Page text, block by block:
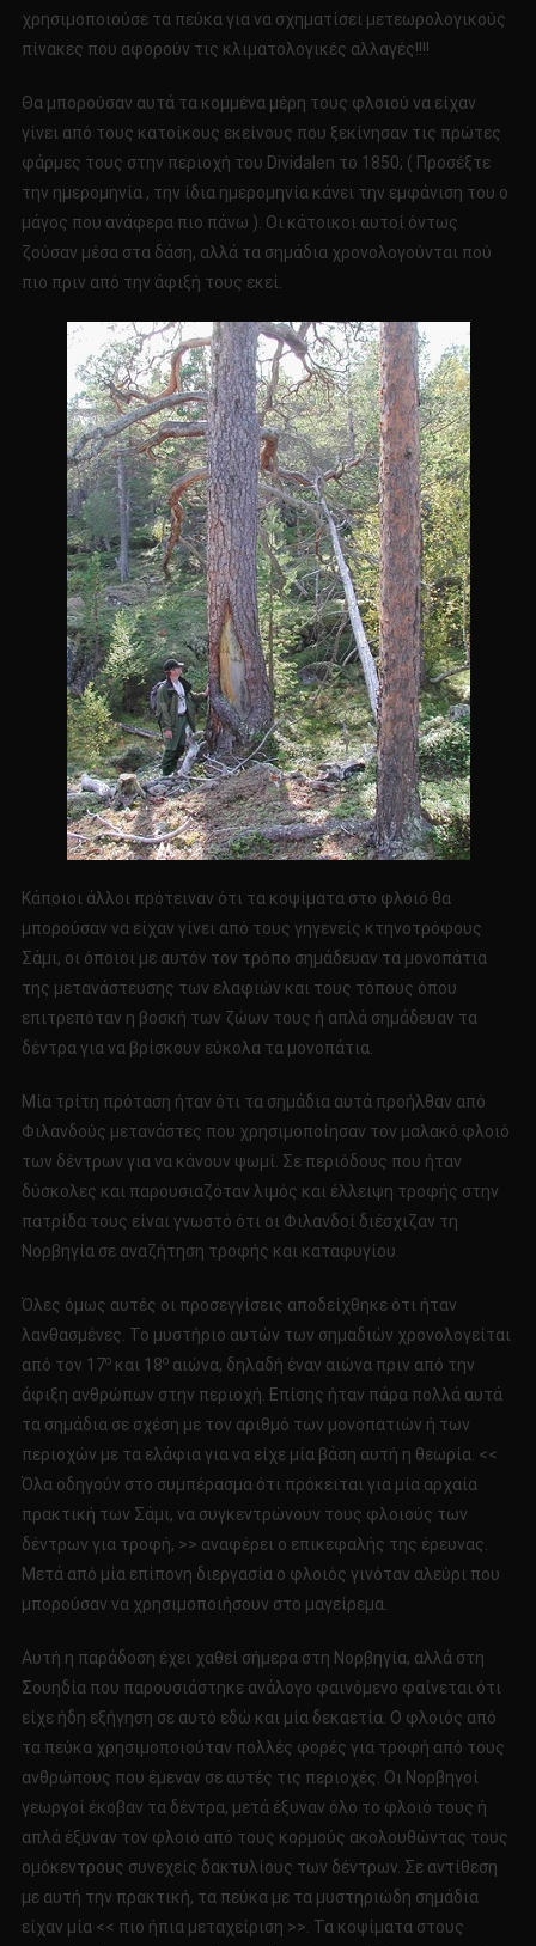
χρησιμοποιούσε τα πεύκα για να σχηματίσει μετεωρολογικούς
πίνακες που αφορούν τις κλιματολογικές αλλαγές!!!!
Θα μπορούσαν αυτά τα κομμένα μέρη τους φλοιού να είχαν
γίνει από τους κατοίκους εκείνους που ξεκίνησαν τις πρώτες
φάρμες τους στην περιοχή του Dividalen το 1850; ( Προσέξτε
την ημερομηνία , την ίδια ημερομηνία κάνει την εμφάνιση του ο
μάγος που ανάφερα πιο πάνω ). Οι κάτοικοι αυτοί όντως
ζούσαν μέσα στα δάση, αλλά τα σημάδια χρονολογούνται πού
πιο πριν από την άφιξή τους εκεί.
Κάποιοι άλλοι πρότειναν ότι τα κοψίματα στο φλοιό θα
μπορούσαν να είχαν γίνει από τους γηγενείς κτηνοτρόφους
Σάμι, οι όποιοι με αυτόν τον τρόπο σημάδευαν τα μονοπάτια
της μετανάστευσης των ελαφιών και τους τόπους όπου
επιτρεπόταν η βοσκή των ζώων τους ή απλά σημάδευαν τα
δέντρα για να βρίσκουν εύκολα τα μονοπάτια.
Μία τρίτη πρόταση ήταν ότι τα σημάδια αυτά προήλθαν από
Φιλανδούς μετανάστες που χρησιμοποίησαν τον μαλακό φλοιό
των δέντρων για να κάνουν ψωμί. Σε περιόδους που ήταν
δύσκολες και παρουσιαζόταν λιμός και έλλειψη τροφής στην
πατρίδα τους είναι γνωστό ότι οι Φιλανδοί διέσχιζαν τη
Νορβηγία σε αναζήτηση τροφής και καταφυγίου.
Όλες όμως αυτές οι προσεγγίσεις αποδείχθηκε ότι ήταν
λανθασμένες. Το μυστήριο αυτών των σημαδιών χρονολογείται
από τον 17οκαι 18οαιώνα, δηλαδή έναν αιώνα πριν από την
άφιξη ανθρώπων στην περιοχή. Επίσης ήταν πάρα πολλά αυτά
τα σημάδια σε σχέση με τον αριθμό των μονοπατιών ή των
περιοχών με τα ελάφια για να είχε μία βάση αυτή η θεωρία. <<
Όλα οδηγούν στο συμπέρασμα ότι πρόκειται για μία αρχαία
πρακτική των Σάμι, να συγκεντρώνουν τους φλοιούς των
δέντρων για τροφή, >> αναφέρει ο επικεφαλής της έρευνας.
Μετά από μία επίπονη διεργασία ο φλοιός γινόταν αλεύρι που
μπορούσαν να χρησιμοποιήσουν στο μαγείρεμα.
Αυτή η παράδοση έχει χαθεί σήμερα στη Νορβηγία, αλλά στη
Σουηδία που παρουσιάστηκε ανάλογο φαινόμενο φαίνεται ότι
είχε ήδη εξήγηση σε αυτό εδώ και μία δεκαετία. Ο φλοιός από
τα πεύκα χρησιμοποιούταν πολλές φορές για τροφή από τους
ανθρώπους που έμεναν σε αυτές τις περιοχές. Οι Νορβηγοί
γεωργοί έκοβαν τα δέντρα, μετά έξυναν όλο το φλοιό τους ή
απλά έξυναν τον φλοιό από τους κορμούς ακολουθώντας τους
ομόκεντρους συνεχείς δακτυλίους των δέντρων. Σε αντίθεση
με αυτή την πρακτική, τα πεύκα με τα μυστηριώδη σημάδια
είχαν μία << πιο ήπια μεταχείριση >>. Τα κοψίματα στους